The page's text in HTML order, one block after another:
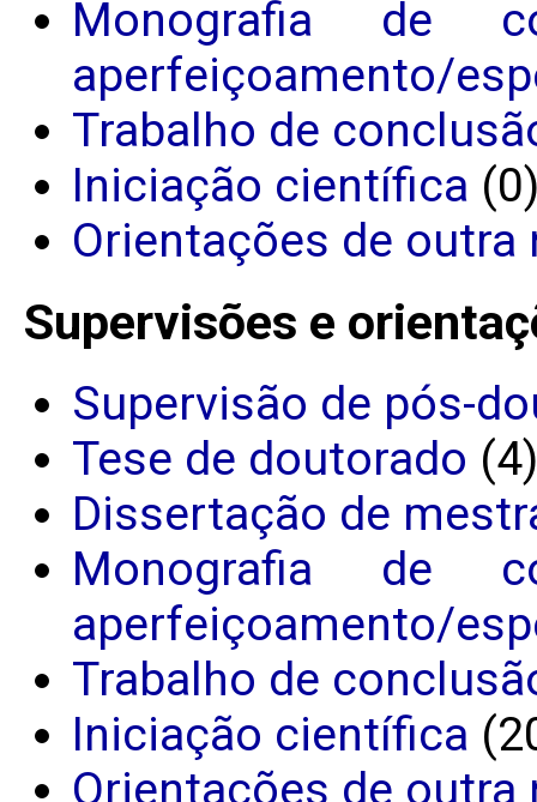
Monografia de
aperfeiçoamento/
Trabalho de
Iniciação científica
Orientações de outra
Supervisões e
Supervisão de pós-
Tese de doutorado (4)
Dissertação de
Monografia de
aperfeiçoamento/
Trabalho de
Iniciação científica
Orientações de outra